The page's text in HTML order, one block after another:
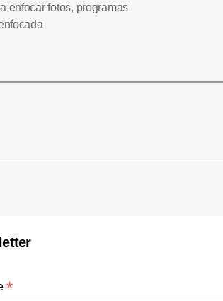
enfocar fotos, programas
*